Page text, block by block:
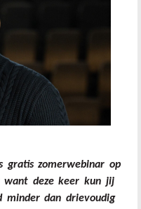
gratis zomerwebinar op
want deze keer kun jij
minder dan drievoudig